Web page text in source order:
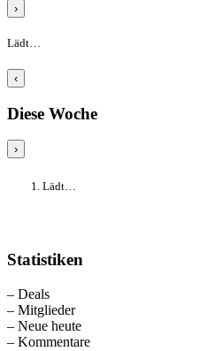
›
Lädt…
‹
Diese Woche
›
Lädt…
Statistiken
– Deals
– Mitglieder
– Neue heute
– Kommentare